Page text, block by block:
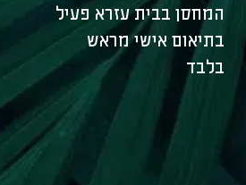
המחסן בבית עזרא פעיל
בתיאום אישי מראש
בלבד